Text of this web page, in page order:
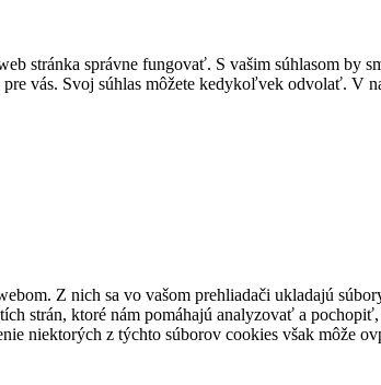
stránka správne fungovať. S vašim súhlasom by
vás. Svoj súhlas môžete kedykoľvek odvolať. V
Z nich sa vo vašom prehliadači ukladajú
strán, ktoré nám pomáhajú analyzovať a
niektorých z týchto súborov cookies však môže